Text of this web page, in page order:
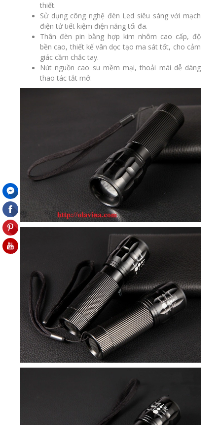
thiết.
Sử dụng công nghệ đèn Led siêu sáng với mạch
điện tử tiết kiệm điện năng tối đa.
Thân đèn pin bằng hợp kim nhôm cao cấp, độ
bền cao, thiết kế vân dọc tạo ma sát tốt, cho cảm
giác cầm chắc tay.
Nút nguồn cao su mềm mại, thoải mái dễ dàng
thao tác tắt mở.